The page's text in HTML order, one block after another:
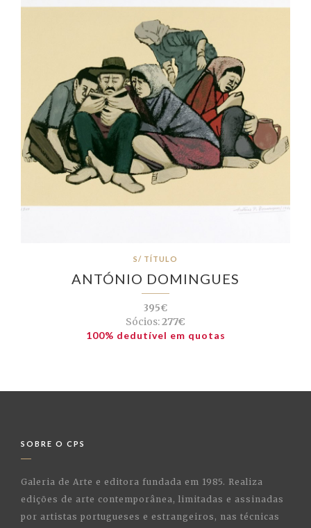
S/ TÍTULO
ANTÓNIO DOMINGUES
395€
Sócios:277€
100% dedutível em quotas
SOBRE O CPS
Galeria de Arte e editora fundada em 1985. Realiza
edições de arte contemporânea, limitadas e assinadas
por artistas portugueses e estrangeiros, nas técnicas